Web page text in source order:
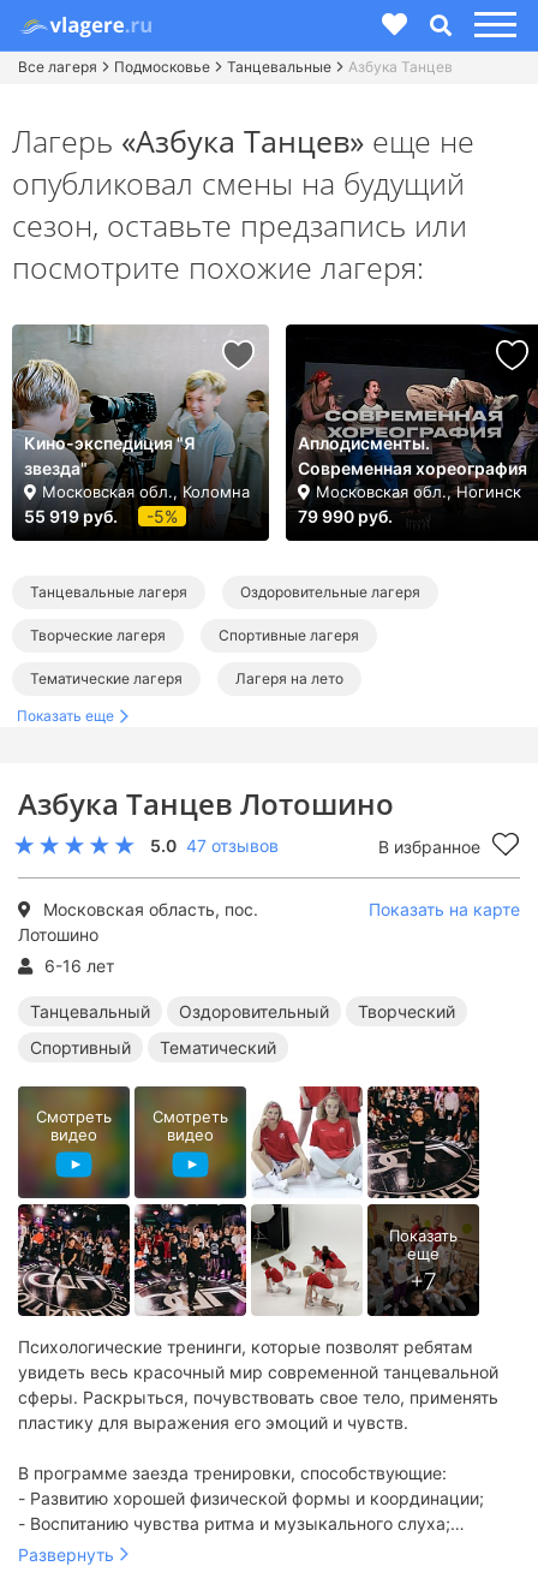
Все лагеря Подмосковье Танцевальные Азбука Танцев
Азбука Танцев Лотошино
5.0 47 отзывов В избранное
Московская область, пос.
Лотошино
Показать на карте
6-16 лет
Танцевальный Оздоровительный
Творческий
Спортивный
Тематический
Психологические тренинги, которые позволят ребятам
увидеть весь красочный мир современной танцевальной
сферы. Раскрыться, почувствовать свое тело, применять
пластику для выражения его эмоций и чувств.
В программе заезда тренировки, способствующие:
- Развитию хорошей физической формы и координации;
- Воспитанию чувства ритма и музыкального слуха;
- Стимуляции памяти и внимания.
Развернуть
Смотреть
видео
Смотреть
видео
Лагерь «Азбука Танцев» еще не
опубликовал смены на будущий
сезон, оставьте предзапись или
посмотрите похожие лагеря:
Кино-экспедиция "Я
звезда"
Московская обл., Коломна
55 919 руб. -5%
Аплодисменты.
Современная хореография
Московская обл., Ногинск
79 990 руб.
Танцевальные лагеря Оздоровительные лагеря
Творческие лагеря Спортивные лагеря
Тематические лагеря Лагеря на лето
Детские лагеря в Подмосковье
Оздоровительные лагеря в Подмосковье
Творческие лагеря в Подмосковье
Тематические лагеря в Подмосковье
Летние танцевальные лагеря
Летние спортивные лагеря Летние тематические лагеря
Показать еще